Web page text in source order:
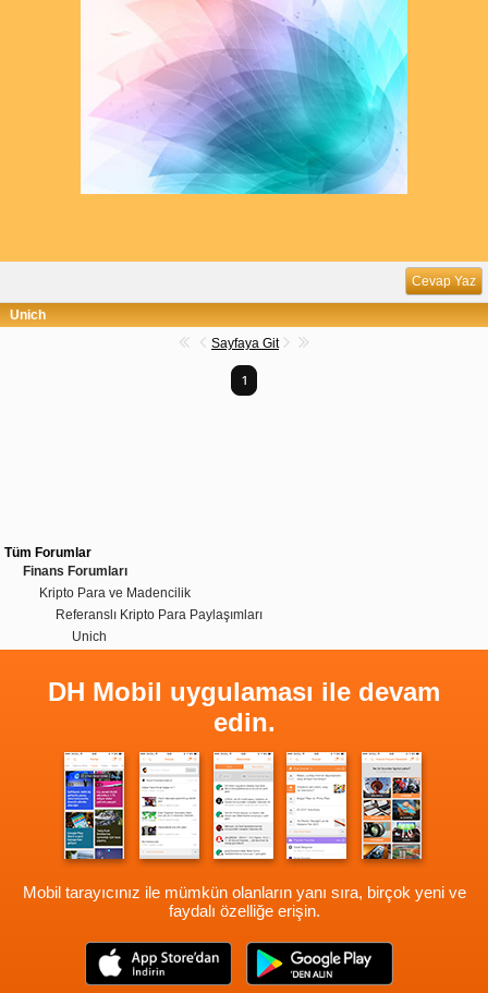
Cevap Yaz
Unich
Sayfaya Git
1
Tüm Forumlar
Finans Forumları
Kripto Para ve Madencilik
Referanslı Kripto Para Paylaşımları
Unich
DH Mobil uygulaması ile devam
edin.
Mobil tarayıcınız ile mümkün olanların yanı sıra, birçok yeni ve
faydalı özelliğe erişin.